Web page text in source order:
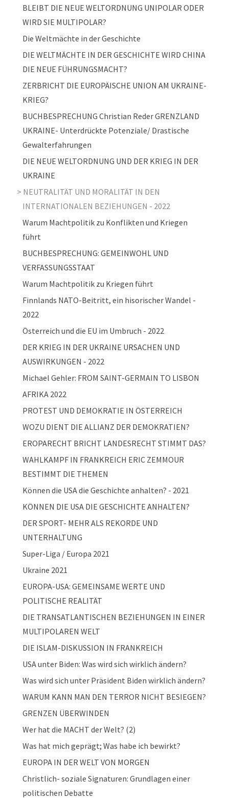
BLEIBT DIE NEUE WELTORDNUNG UNIPOLAR ODER
WIRD SIE MULTIPOLAR?
Die Weltmächte in der Geschichte
DIE WELTMÄCHTE IN DER GESCHICHTE WIRD CHINA
DIE NEUE FÜHRUNGSMACHT?
ZERBRICHT DIE EUROPÄISCHE UNION AM UKRAINE-
KRIEG?
BUCHBESPRECHUNG Christian Reder GRENZLAND
UKRAINE- Unterdrückte Potenziale/ Drastische
Gewalterfahrungen
DIE NEUE WELTORDNUNG UND DER KRIEG IN DER
UKRAINE
NEUTRALITÄT UND MORALITÄT IN DEN
INTERNATIONALEN BEZIEHUNGEN - 2022
Warum Machtpolitik zu Konflikten und Kriegen
führt
BUCHBESPRECHUNG: GEMEINWOHL UND
VERFASSUNGSSTAAT
Warum Machtpolitik zu Kriegen führt
Finnlands NATO-Beitritt, ein hisorischer Wandel -
2022
Österreich und die EU im Umbruch - 2022
DER KRIEG IN DER UKRAINE URSACHEN UND
AUSWIRKUNGEN - 2022
Michael Gehler: FROM SAINT-GERMAIN TO LISBON
AFRIKA 2022
PROTEST UND DEMOKRATIE IN ÖSTERREICH
WOZU DIENT DIE ALLIANZ DER DEMOKRATIEN?
EROPARECHT BRICHT LANDESRECHT STIMMT DAS?
WAHLKAMPF IN FRANKREICH ERIC ZEMMOUR
BESTIMMT DIE THEMEN
Können die USA die Geschichte anhalten? - 2021
KÖNNEN DIE USA DIE GESCHICHTE ANHALTEN?
DER SPORT- MEHR ALS REKORDE UND
UNTERHALTUNG
Super-Liga / Europa 2021
Ukraine 2021
EUROPA-USA: GEMEINSAME WERTE UND
POLITISCHE REALITÄT
DIE TRANSATLANTISCHEN BEZIEHUNGEN IN EINER
MULTIPOLAREN WELT
DIE ISLAM-DISKUSSION IN FRANKREICH
USA unter Biden: Was wird sich wirklich ändern?
Was wird sich unter Präsident Biden wirklich ändern?
WARUM KANN MAN DEN TERROR NICHT BESIEGEN?
GRENZEN ÜBERWINDEN
Wer hat die MACHT der Welt? (2)
Was hat mich geprägt; Was habe ich bewirkt?
EUROPA IN DER WELT VON MORGEN
Christlich- soziale Signaturen: Grundlagen einer
politischen Debatte